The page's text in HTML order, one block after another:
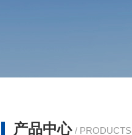
产品中心 / PRODUCTS